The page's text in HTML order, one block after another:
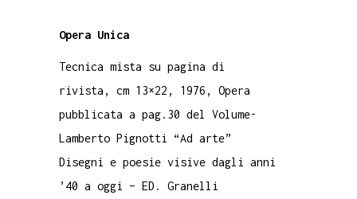
Opera Unica
Tecnica mista su pagina di
rivista, cm 13×22, 1976, Opera
pubblicata a pag.30 del Volume-
Lamberto Pignotti “Ad arte”
Disegni e poesie visive dagli anni
’40 a oggi – ED. Granelli